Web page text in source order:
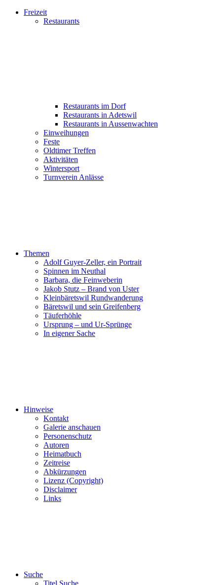
Freizeit
Restaurants
Restaurants im Dorf
Restaurants in Adetswil
Restaurants in Aussenwachten
Einweihungen
Feste
Oldtimer Treffen
Aktivitäten
Wintersport
Turnverein Anlässe
Themen
Adolf Guyer-Zeller, ein Portrait
Spinnen im Neuthal
Barbara, die Feinweberin
Jakob Stutz – Brand von Uster
Kleinbäretswil Rundwanderung
Bäretswil und sein Greifenberg
Täuferhöhle
Ursprung – und Ur-Sprünge
In eigener Sache
Hinweise
Kontakt
Galerie anschauen
Personenschutz
Autoren
Heimatbuch
Zeitreise
Abkürzungen
Lizenz (Copyright)
Disclaimer
Links
Suche
Titel Suche